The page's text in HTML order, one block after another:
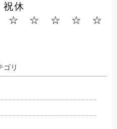
祝休
☆ ☆ ☆ ☆ ☆
ゴリ